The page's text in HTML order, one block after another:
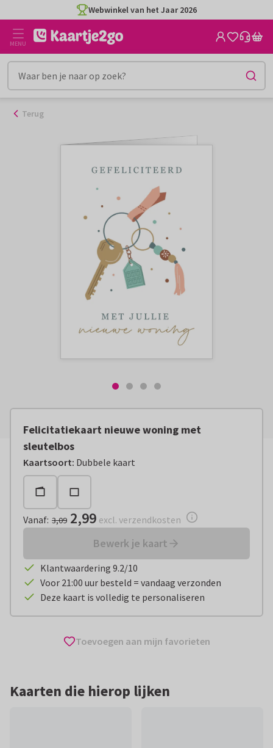
naar
inhoud
Webwinkel van het Jaar 2026
MENU
Terug
Felicitatiekaart nieuwe woning met
sleutelbos
Kaartsoort: Dubbele kaart
Vanaf: € 2,99 excl. verzendkosten
Vanaf: 3,09 2,99 excl. verzendkosten
Bewerk je kaart
Klantwaardering 9.2/10
Voor 21:00 uur besteld = vandaag verzonden
Deze kaart is volledig te personaliseren
Toevoegen aan mijn favorieten
Kaarten die hierop lijken